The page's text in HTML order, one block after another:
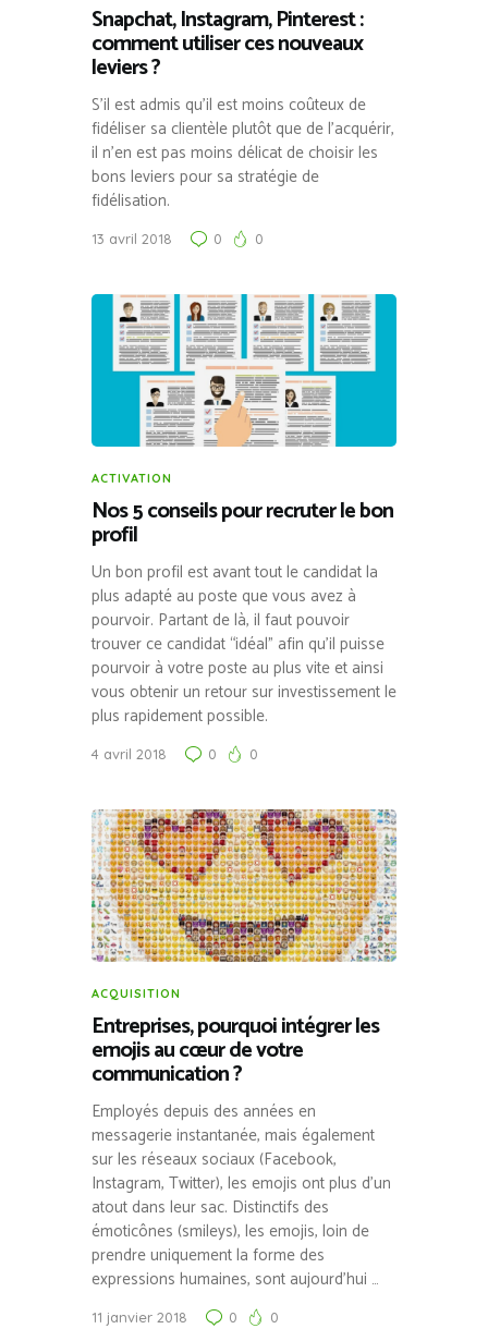
Snapchat, Instagram, Pinterest :
comment utiliser ces nouveaux
leviers ?
S’il est admis qu’il est moins coûteux de
fidéliser sa clientèle plutôt que de l’acquérir,
il n’en est pas moins délicat de choisir les
bons leviers pour sa stratégie de
fidélisation.
13 avril 2018 0 0
ACTIVATION
Nos 5 conseils pour recruter le bon
profil
Un bon profil est avant tout le candidat la
plus adapté au poste que vous avez à
pourvoir. Partant de là, il faut pouvoir
trouver ce candidat “idéal” afin qu’il puisse
pourvoir à votre poste au plus vite et ainsi
vous obtenir un retour sur investissement le
plus rapidement possible.
4 avril 2018 0 0
ACQUISITION
Entreprises, pourquoi intégrer les
emojis au cœur de votre
communication ?
Employés depuis des années en
messagerie instantanée, mais également
sur les réseaux sociaux (Facebook,
Instagram, Twitter), les emojis ont plus d’un
atout dans leur sac. Distinctifs des
émoticônes (smileys), les emojis, loin de
prendre uniquement la forme des
expressions humaines, sont aujourd’hui …
11 janvier 2018 0 0